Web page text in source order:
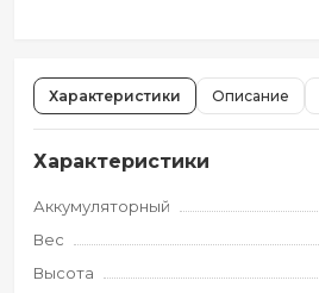
Характеристики Описание
Характеристики
Аккумуляторный
Вес
Высота